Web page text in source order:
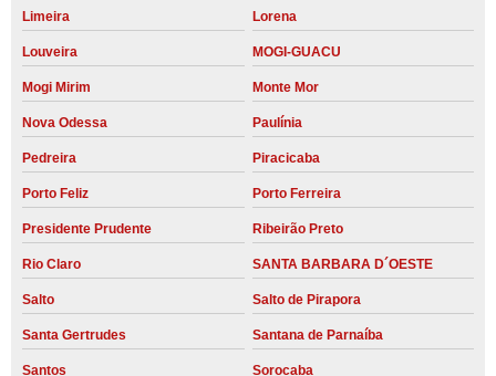
Limeira Lorena
Louveira MOGI-GUACU
Mogi Mirim Monte Mor
Nova Odessa Paulínia
Pedreira Piracicaba
Porto Feliz Porto Ferreira
Presidente Prudente Ribeirão Preto
Rio Claro SANTA BARBARA D´OESTE
Salto Salto de Pirapora
Santa Gertrudes Santana de Parnaíba
Santos Sorocaba